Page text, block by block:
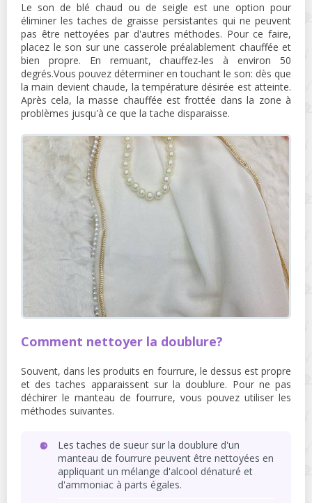
Le son de blé chaud ou de seigle est une option pour
éliminer les taches de graisse persistantes qui ne peuvent
pas être nettoyées par d'autres méthodes. Pour ce faire,
placez le son sur une casserole préalablement chauffée et
bien propre. En remuant, chauffez-les à environ 50
degrés.Vous pouvez déterminer en touchant le son: dès que
la main devient chaude, la température désirée est atteinte.
Après cela, la masse chauffée est frottée dans la zone à
problèmes jusqu'à ce que la tache disparaisse.
Comment nettoyer la doublure?
Souvent, dans les produits en fourrure, le dessus est propre
et des taches apparaissent sur la doublure. Pour ne pas
déchirer le manteau de fourrure, vous pouvez utiliser les
méthodes suivantes.
Les taches de sueur sur la doublure d'un
manteau de fourrure peuvent être nettoyées en
appliquant un mélange d'alcool dénaturé et
d'ammoniac à parts égales.